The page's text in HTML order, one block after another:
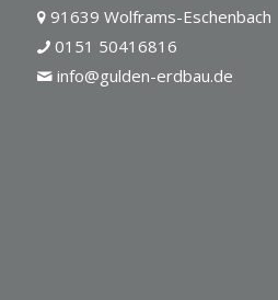
91639 Wolframs-Eschenbach
0151 50416816
info@gulden-erdbau.de